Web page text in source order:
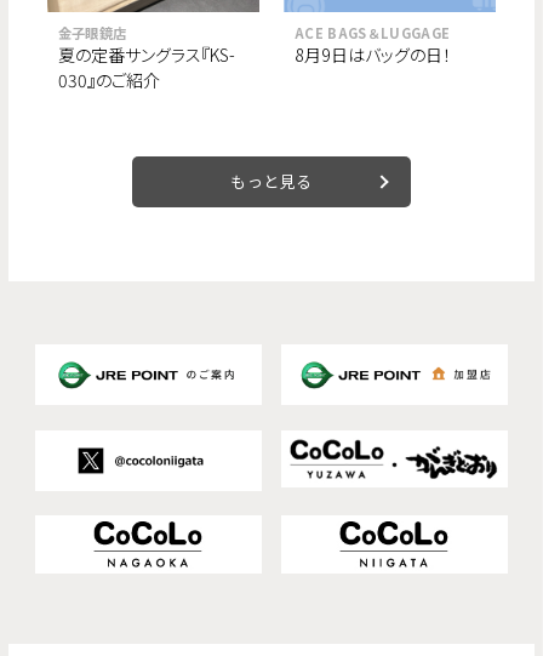
金子眼鏡店
夏の定番サングラス『KS-
030』のご紹介
ACE BAGS＆LUGGAGE
8月9日はバッグの日！
もっと見る